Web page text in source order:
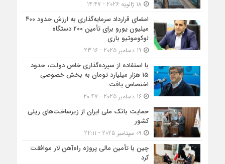
امضای قرارداد سرمایه‌گذاری به ارزش حدود ۴۰۰
میلیون یورو برای تأمین ۲۰۰ دستگاه
لوکوموتیو باری
با استفاده از سپرده‌گذاری خاص دولت، حدود
۱۵ هزار میلیارد تومان به بخش خصوصی
اختصاص یافت
16 دسامبر 2025 - 20:47
حمایت بانک ملی ایران از زیرساخت‌های ریلی
کشور
چین با تأمین مالی پروژه راه‌آهن لار موافقت
کرد